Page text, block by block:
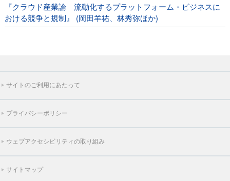
『クラウド産業論 流動化するプラットフォーム・ビジネスに
おける競争と規制』 (岡田羊祐、林秀弥ほか)
サイトのご利用にあたって
プライバシーポリシー
ウェブアクセシビリティの取り組み
サイトマップ